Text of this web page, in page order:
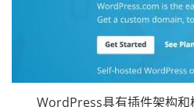
WordPress具有插件架构和